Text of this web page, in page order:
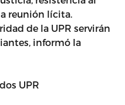
reunión lícita.
de la UPR servirán
informó la
UPR